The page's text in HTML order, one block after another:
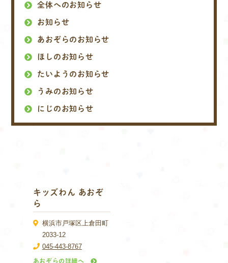
全体へのお知らせ
お知らせ
あおぞらのお知らせ
ほしのお知らせ
たいようのお知らせ
うみのお知らせ
にじのお知らせ
キッズわん あおぞ
ら
横浜市戸塚区上倉田町
2033-12
045-443-8767
あおぞらの詳細へ